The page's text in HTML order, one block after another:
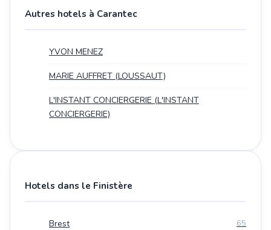
Autres hotels à Carantec
YVON MENEZ
MARIE AUFFRET (LOUSSAUT)
L'INSTANT CONCIERGERIE (L'INSTANT
CONCIERGERIE)
Hotels dans le Finistère
Brest 65